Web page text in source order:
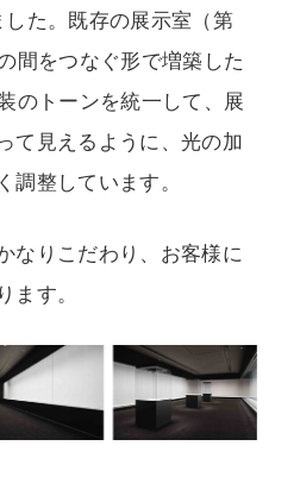
した。既存の展示室（第
間をつなぐ形で増築した
のトーンを統一して、展
て見えるように、光の加
調整しています。
なりこだわり、お客様に
ます。